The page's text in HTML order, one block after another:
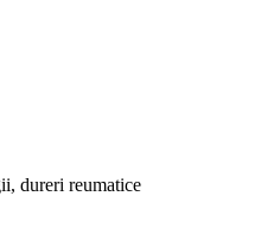
dureri reumatice